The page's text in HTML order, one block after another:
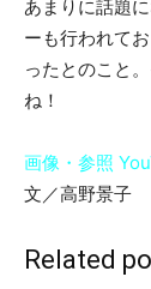
あまりに話題
ーも行われて
ったとのこと
ね！
画像・参照
文／高野景子
Related